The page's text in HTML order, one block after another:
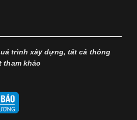
trình xây dựng, tất cả thông
tham khảo